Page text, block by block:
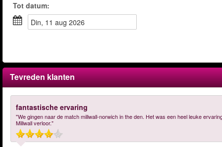
Tot datum:
din, 11 aug 2026
Tevreden klanten
fantastische ervaring
"We gingen naar de match millwall-norwich in the den. Het was een heel leuke
Millwall verloor."